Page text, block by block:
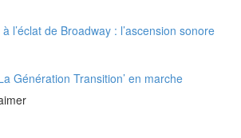
l’éclat de Broadway : l’ascension sonore
Génération Transition’ en marche